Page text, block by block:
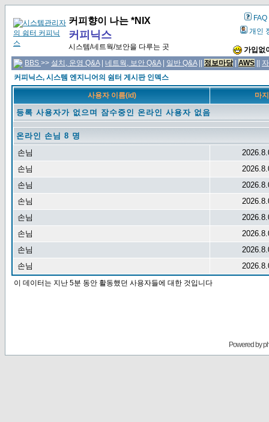
커피향이 나는 *NIX
커피닉스
시스템/네트웍/보안을 다루는 곳
FAQ
개인
가입없
BBS >> 설치, 운영 Q&A| 네트웍, 보안 Q&A| 일반 Q&A|| 정보마당| AWS
커피닉스, 시스템 엔지니어의 쉼터 게시판 인덱스
사용자 이름(id) 마
등록 사용자가 없으며 잠수중인 온라인 사용자 없음
온라인 손님 8 명
손님
손님
손님
손님
손님
손님
손님
손님
이 데이터는 지난 5분 동안 활동했던 사용자들에 대한 것입니다
Powered by